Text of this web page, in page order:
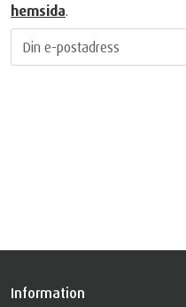
hemsida.
Information